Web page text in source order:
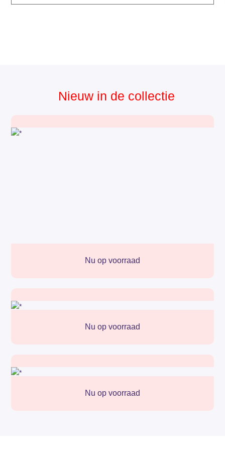
Nieuw in de collectie
Nu op voorraad
Nu op voorraad
Nu op voorraad